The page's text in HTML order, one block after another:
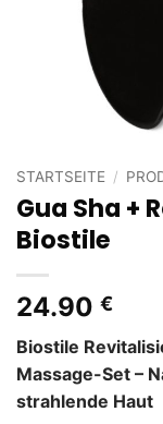
STARTSEITE /
Gua Sha +
Biostile
24.90 €
Biostile
Massage-Set –
strahlende Haut